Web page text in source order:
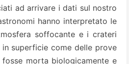
ad arrivare i dati sul nostro
hanno interpretato le
soffocante e i crateri
superficie come delle prove
morta biologicamente e